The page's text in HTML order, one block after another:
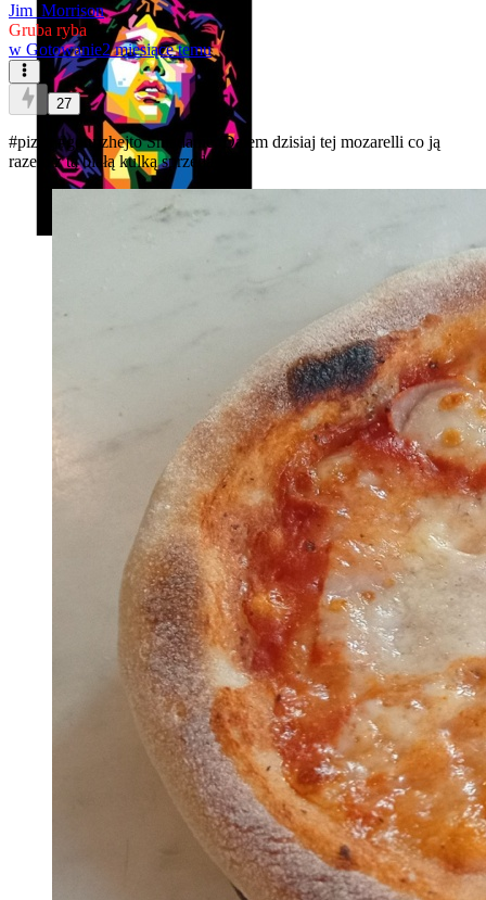
Jim_Morrison
Gruba ryba
w Gotowanie2 miesiące temu
27
#pizza #gotujzhejtoŚniadanie. Dałem dzisiaj tej mozarelli co ją
razem z tą białą kulką sprzedają.